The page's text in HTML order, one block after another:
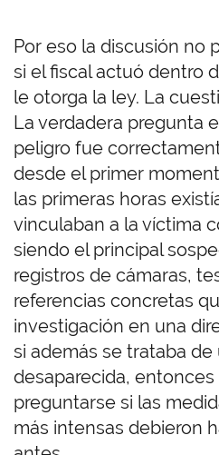
Por eso la discusión no
si el fiscal actuó dentro
le otorga la ley. La
La verdadera pregunta
peligro fue
desde el primer
las primeras horas
vinculaban a la víctima
siendo el principal
registros de cámaras,
referencias concretas
investigación en una
si además se trataba
desaparecida,
preguntarse si las
más intensas debieron